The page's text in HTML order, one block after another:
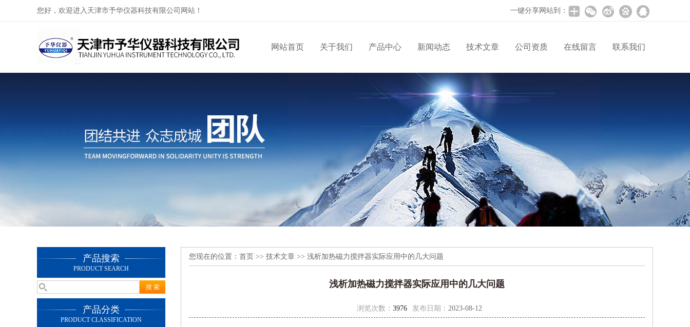
您好，欢迎进入天津市予华仪器科技有限公司网站！ 一键分享网站到：
网站首页 关于我们 产品中心 新闻动态 技术文章 公司资质 在线留言 联系我们
产品搜索
PRODUCT SEARCH
产品分类
PRODUCT CLASSIFICATION
您现在的位置： 首页 >> 技术文章 >> 浅析加热磁力搅拌器实际应用中的几大问题
浅析加热磁力搅拌器实际应用中的几大问题
浏览次数： 3976 发布日期： 2023-08-12